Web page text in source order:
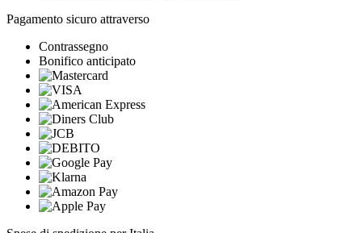
Pagamento sicuro attraverso
Contrassegno
Bonifico anticipato